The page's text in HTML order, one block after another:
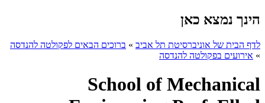
הינך נמצא כאן
לדף הבית של אוניברסיטת תל אביב » ברוכים הבאים לפקולטה להנדסה
» אירועים בפקולטה להנדסה
School of Mechanical